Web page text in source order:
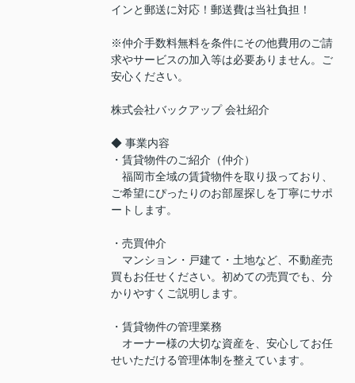
インと郵送に対応！郵送費は当社負担！
※仲介手数料無料を条件にその他費用のご請
求やサービスの加入等は必要ありません。ご
安心ください。
株式会社バックアップ 会社紹介
◆ 事業内容
・賃貸物件のご紹介（仲介）
福岡市全域の賃貸物件を取り扱っており、
ご希望にぴったりのお部屋探しを丁寧にサポ
ートします。
・売買仲介
マンション・戸建て・土地など、不動産売
買もお任せください。初めての売買でも、分
かりやすくご説明します。
・賃貸物件の管理業務
オーナー様の大切な資産を、安心してお任
せいただける管理体制を整えています。